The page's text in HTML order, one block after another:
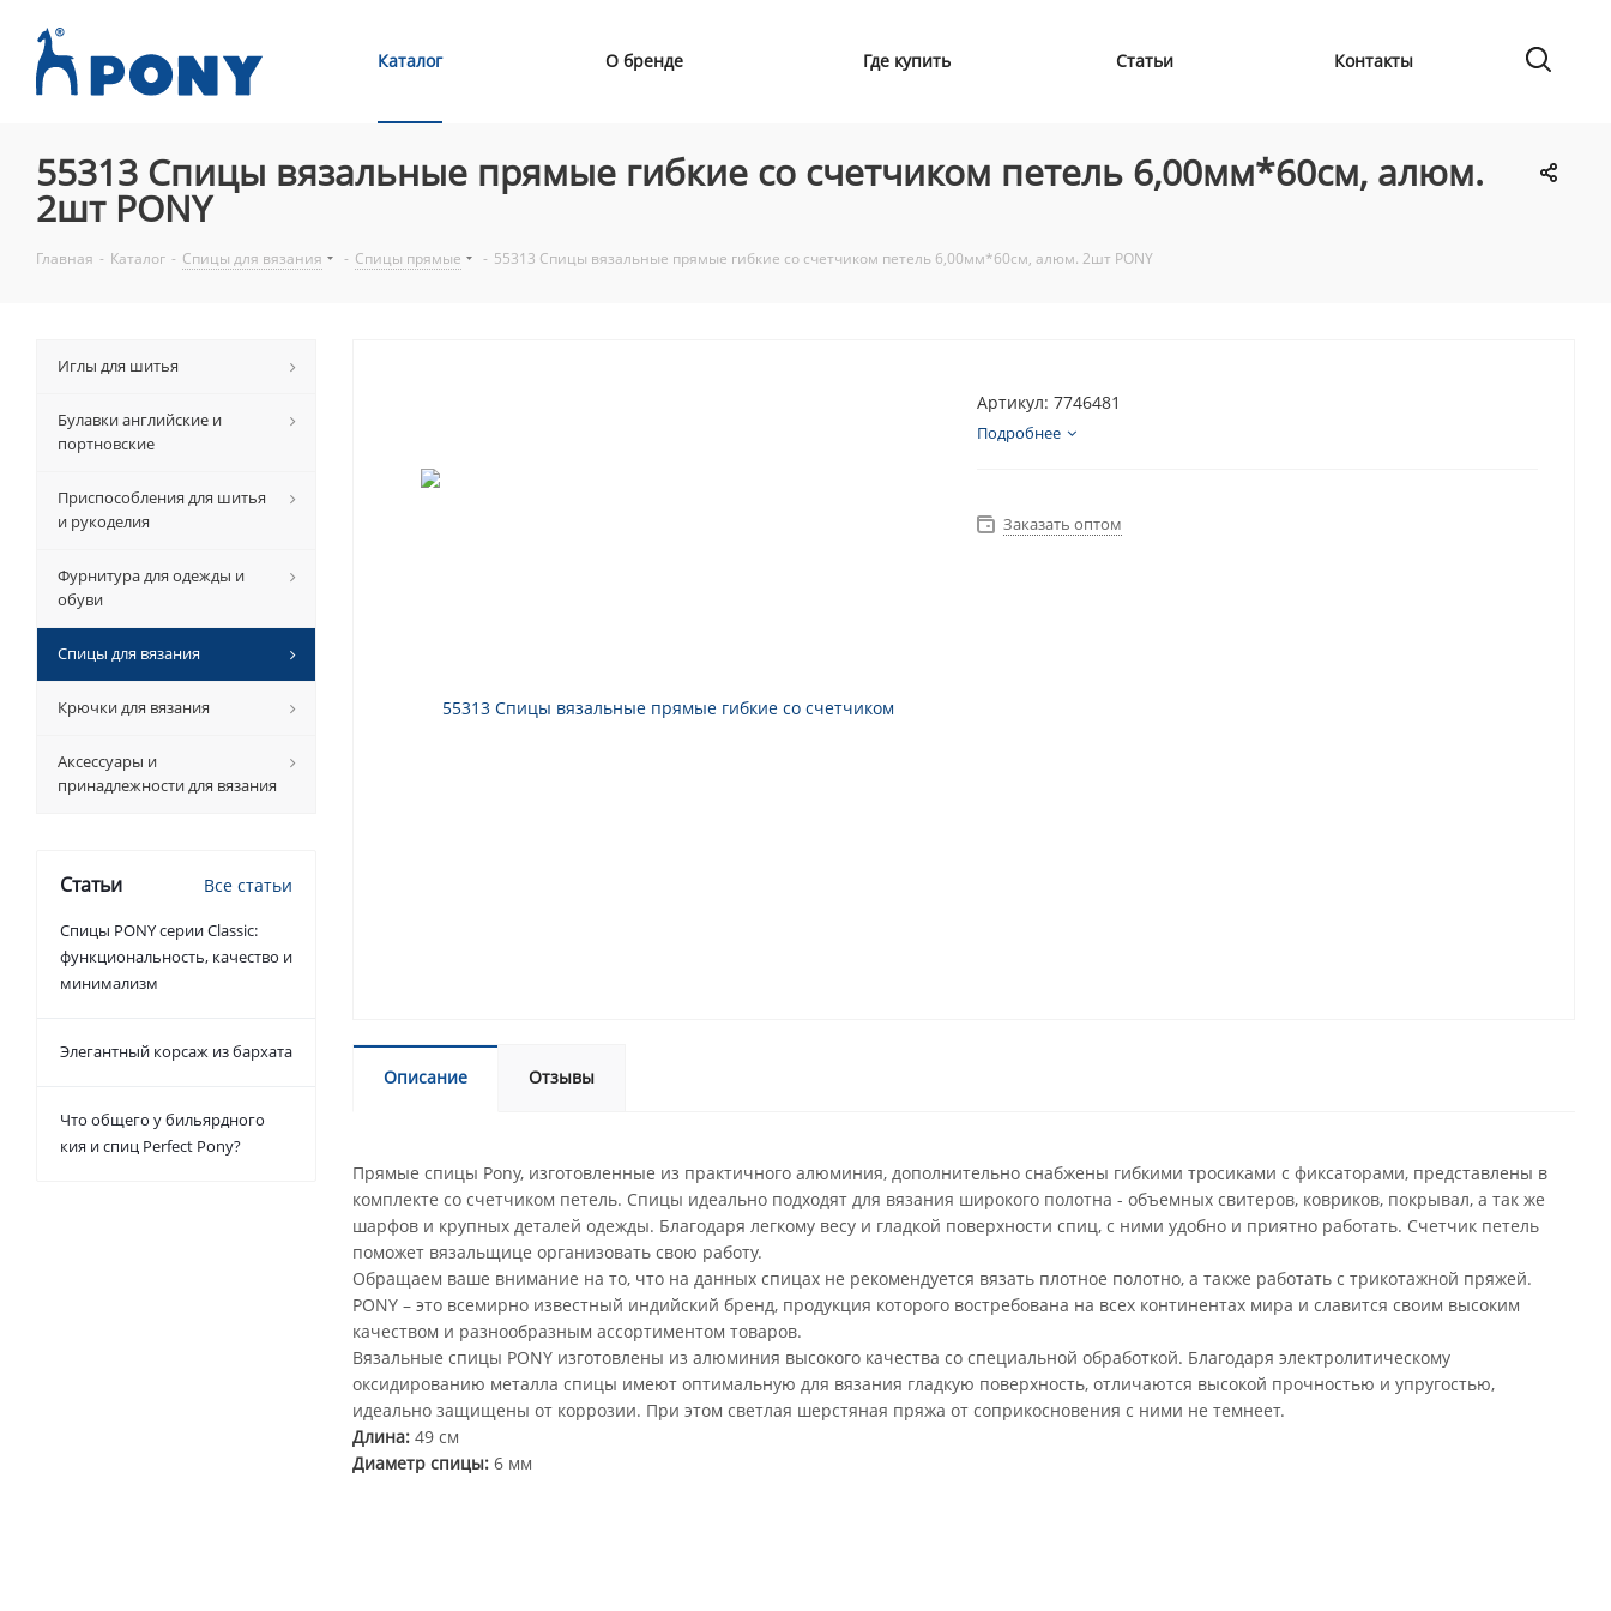
Каталог О бренде Где купить Статьи Контакты
55313 Спицы вязальные прямые гибкие со счетчиком петель 6,00мм*60см, алюм.
2шт PONY
Главная - Каталог - Спицы для вязания - Спицы прямые - 55313 Спицы вязальные прямые гибкие со счетчиком петель 6,00мм*60см, алюм. 2шт PONY
Артикул: 7746481
Подробнее
Заказать оптом
Описание Отзывы
Прямые спицы Pony, изготовленные из практичного алюминия, дополнительно снабжены гибкими тросиками с фиксаторами, представлены в
комплекте со счетчиком петель. Спицы идеально подходят для вязания широкого полотна - объемных свитеров, ковриков, покрывал, а так же
шарфов и крупных деталей одежды. Благодаря легкому весу и гладкой поверхности спиц, с ними удобно и приятно работать. Счетчик петель
поможет вязальщице организовать свою работу.
Обращаем ваше внимание на то, что на данных спицах не рекомендуется вязать плотное полотно, а также работать с трикотажной пряжей.
PONY – это всемирно известный индийский бренд, продукция которого востребована на всех континентах мира и славится своим высоким
качеством и разнообразным ассортиментом товаров.
Вязальные спицы PONY изготовлены из алюминия высокого качества со специальной обработкой. Благодаря электролитическому
оксидированию металла спицы имеют оптимальную для вязания гладкую поверхность, отличаются высокой прочностью и упругостью,
идеально защищены от коррозии. При этом светлая шерстяная пряжа от соприкосновения с ними не темнеет.
Длина: 49 см
Диаметр спицы: 6 мм
Иглы для шитья
Булавки английские и
портновские
Приспособления для шитья
и рукоделия
Фурнитура для одежды и
обуви
Спицы для вязания
Крючки для вязания
Аксессуары и
принадлежности для вязания
Статьи Все статьи
Спицы PONY серии Classic:
функциональность, качество и
минимализм
Элегантный корсаж из бархата
Что общего у бильярдного
кия и спиц Perfect Pony?